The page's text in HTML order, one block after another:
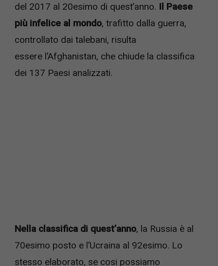
del 2017 al 20esimo di quest’anno. Il Paese
più infelice al mondo, trafitto dalla guerra,
controllato dai talebani, risulta
essere l’Afghanistan, che chiude la classifica
dei 137 Paesi analizzati.
Nella classifica di quest’anno, la Russia è al
70esimo posto e l’Ucraina al 92esimo. Lo
stesso elaborato, se cosi possiamo